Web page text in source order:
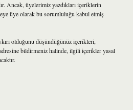
Ancak, üyelerimiz yazdıkları içeriklerin
üye olarak bu sorumluluğu kabul etmiş
olduğunu düşündüğünüz içerikleri,
bildirmeniz halinde, ilgili içerikler yasal